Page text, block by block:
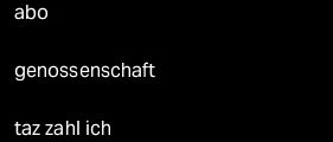
abo
genossenschaft
taz zahl ich